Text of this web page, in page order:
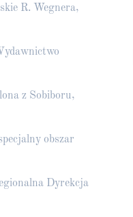
R. Wegnera,
z Sobiboru,
obszar
Dyrekcja